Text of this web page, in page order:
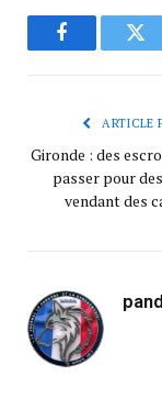
Facebook
ARTICLE
Gironde : des
passer pour
vendant des